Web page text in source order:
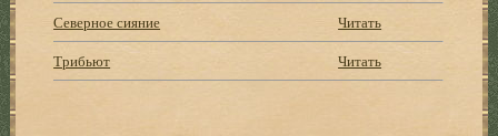
Северное сияние
Читать
Трибьют
Читать